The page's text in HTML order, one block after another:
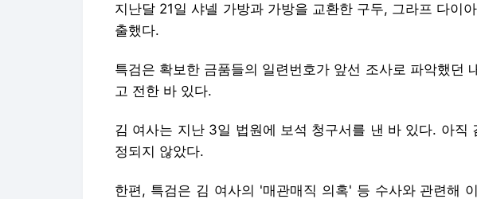
지난달 21일 샤넬 가방과 가방을 교환한 구두, 그라프 다이
출했다.
특검은 확보한 금품들의 일련번호가 앞선 조사로 파악했던
고 전한 바 있다.
김 여사는 지난 3일 법원에 보석 청구서를 낸 바 있다. 아직
정되지 않았다.
한편, 특검은 김 여사의 '매관매직 의혹' 등 수사와 관련해